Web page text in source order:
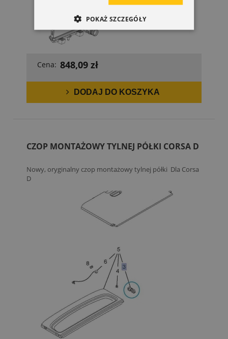
Cena: 848,09 zł
DODAJ DO KOSZYKA
CZOP MONTAŻOWY TYLNEJ PÓŁKI CORSA D
Nowy, oryginalny czop montażowy tylnej półki Dla Corsa
D
POKAŻ SZCZEGÓŁY